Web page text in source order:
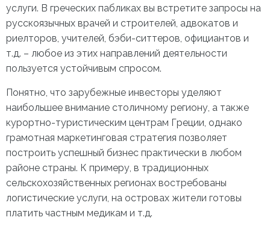
услуги. В греческих пабликах вы встретите запросы на
русскоязычных врачей и строителей, адвокатов и
риелторов, учителей, бэби-ситтеров, официантов и
т.д. – любое из этих направлений деятельности
пользуется устойчивым спросом.
Понятно, что зарубежные инвесторы уделяют
наибольшее внимание столичному региону, а также
курортно-туристическим центрам Греции, однако
грамотная маркетинговая стратегия позволяет
построить успешный бизнес практически в любом
районе страны. К примеру, в традиционных
сельскохозяйственных регионах востребованы
логистические услуги, на островах жители готовы
платить частным медикам и т.д.